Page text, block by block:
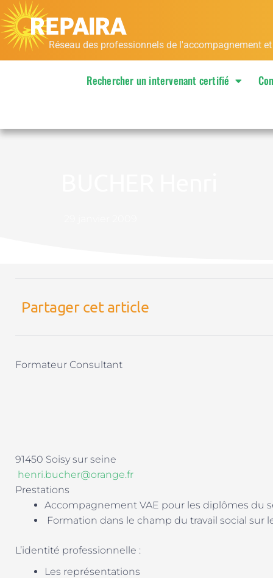
Aller
au
contenu
Réseau des professionnels de l'accompagnement
Rechercher un intervenant certifié
Partager cet article
Formateur Consultant
91450 Soisy sur seine
henri.bucher@orange.fr
Prestations
Accompagnement VAE pour les diplômes du
Formation dans le champ du travail social sur
L’identité professionnelle :
Les représentations